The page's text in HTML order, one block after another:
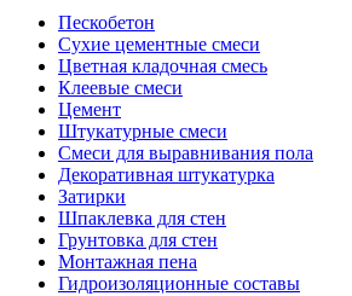
Пескобетон
Сухие цементные смеси
Цветная кладочная смесь
Клеевые смеси
Цемент
Штукатурные смеси
Смеси для выравнивания пола
Декоративная штукатурка
Затирки
Шпаклевка для стен
Грунтовка для стен
Монтажная пена
Гидроизоляционные составы